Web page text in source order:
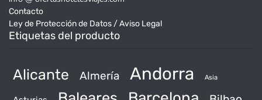
Contacto
Ley de Protección de Datos / Aviso Legal
Etiquetas del producto
Alicante Almería Andorra Asia